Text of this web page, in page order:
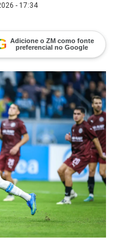
- 17:34
Adicione o ZM como fonte
preferencial no Google